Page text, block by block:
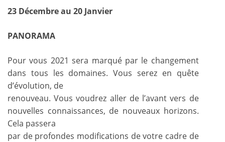
23 Décembre au 20 Janvier
PANORAMA
Pour vous 2021 sera marqué par le changement
dans tous les domaines. Vous serez en quête
d’évolution, de
renouveau. Vous voudrez aller de l’avant vers de
nouvelles connaissances, de nouveaux horizons.
Cela passera
par de profondes modifications de votre cadre de